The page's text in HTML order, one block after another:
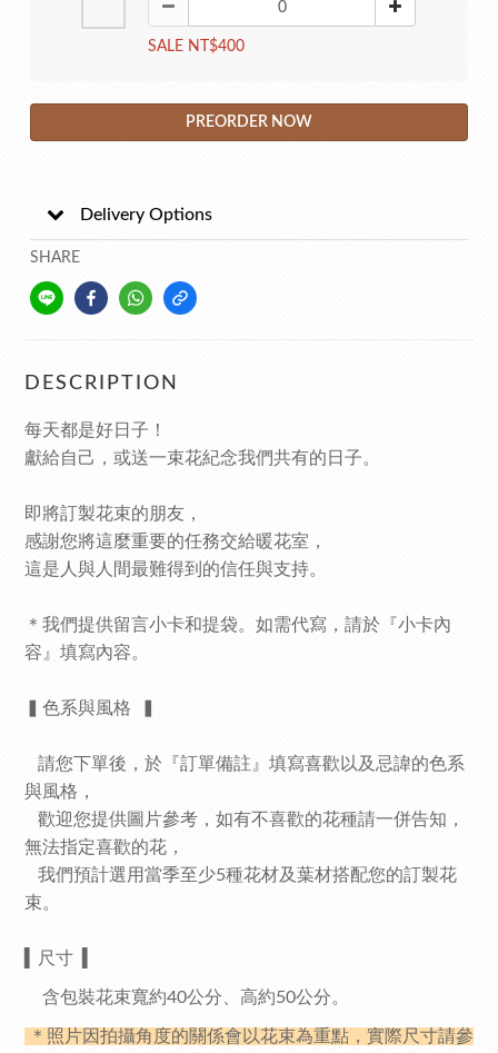
SALE NT$400
PREORDER NOW
Delivery Options
SHARE
DESCRIPTION
每天都是好日子！
獻給自己，或送一束花紀念我們共有的日子。
即將訂製花束的朋友，
感謝您將這麼重要的任務交給暖花室，
這是人與人間最難得到的信任與支持。
＊ 我們提供留言小卡和提袋。如需代寫，請於『小卡內
容』填寫內容。
▍色系與風格
請您下單後，於『訂單備註』填寫喜歡以及忌諱的色系
與風格，
歡迎您提供圖片參考，如有不喜歡的花種請一併告知，
無法指定喜歡的花，
我們預計選用當季至少5種花材及葉材搭配您的訂製花
束。
尺寸
含包裝花束寬約40公分、 高約50公分。
＊照片因拍攝角度的關係會以花束為重點，實際尺寸請參